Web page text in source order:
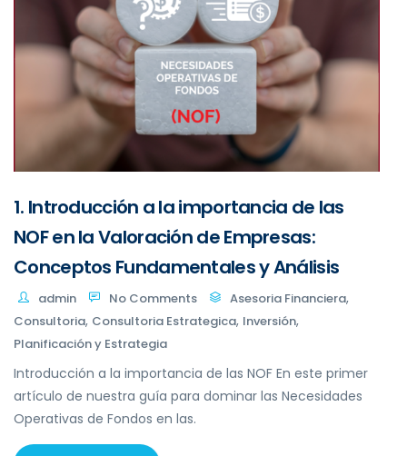
1. Introducción a la importancia de las
NOF en la Valoración de Empresas:
Conceptos Fundamentales y Análisis
admin No Comments Asesoria Financiera,
Consultoria, Consultoria Estrategica, Inversión,
Planificación y Estrategia
Introducción a la importancia de las NOF En este primer
artículo de nuestra guía para dominar las Necesidades
Operativas de Fondos en las.